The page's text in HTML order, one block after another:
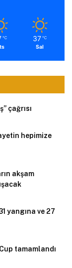
℃ 37 ℃
Sal
çağrısı
hepimize
akşam
yangına ve 27
tamamlandı